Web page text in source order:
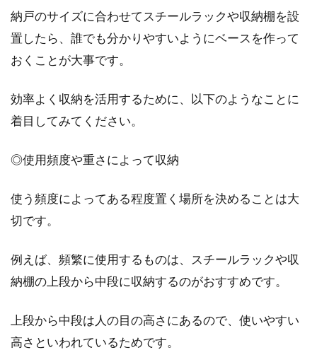
納戸のサイズに合わせてスチールラックや収納棚を設
置したら、誰でも分かりやすいようにベースを作って
おくことが大事です。
効率よく収納を活用するために、以下のようなことに
着目してみてください。
◎使用頻度や重さによって収納
使う頻度によってある程度置く場所を決めることは大
切です。
例えば、頻繁に使用するものは、スチールラックや収
納棚の上段から中段に収納するのがおすすめです。
上段から中段は人の目の高さにあるので、使いやすい
高さといわれているためです。